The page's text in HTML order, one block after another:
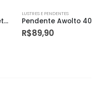
LUSTRES E PENDENTES
Pendente Awolto 40cm 1x60we27 Yw6340pdcr Bronzearte
89,90